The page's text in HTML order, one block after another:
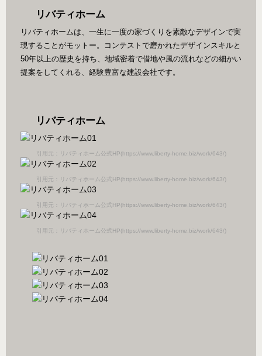
リバティホーム
リバティホームは、一生に一度の家づくりを素敵なデザインで実
現することがモットー。コンテストで磨かれたデザインスキルと
50年以上の歴史を持ち、地域密着で借地や風の流れなどの細かい
提案をしてくれる、経験豊富な建設会社です。
リバティホーム
引用元：リバティホーム公式HP(https://www.liberty-home.biz/work/643/)
引用元：リバティホーム公式HP(https://www.liberty-home.biz/work/643/)
引用元：リバティホーム公式HP(https://www.liberty-home.biz/work/643/)
引用元：リバティホーム公式HP(https://www.liberty-home.biz/work/643/)